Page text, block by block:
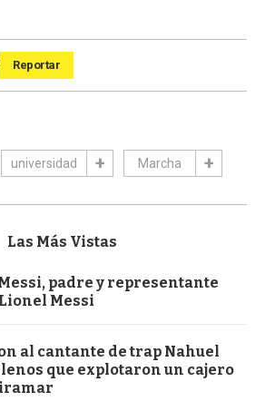
Reportar
universidad Marcha
Las Más Vistas
padre y representante
Messi
al cantante de trap Nahuel
que explotaron un cajero